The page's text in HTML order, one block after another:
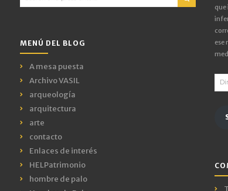
for:
MENÚ DEL BLOG
A mesa puesta
Archivo VASIL
arqueología
arquitectura
arte
contacto
Enlaces de interés
HELPatrimonio
hombre de palo
que
ese
de